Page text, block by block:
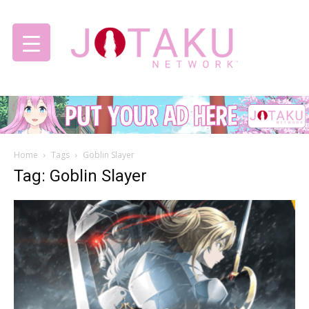
Jotaku
Home Tags Goblin Slayer
Tag: Goblin Slayer